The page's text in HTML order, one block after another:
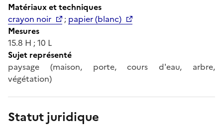
Matériaux et techniques
crayon noir
; papier (blanc)
Mesures
15.8 H ; 10 L
Sujet représenté
paysage (maison, porte, cours d'eau, arbre,
végétation)
Statut juridique